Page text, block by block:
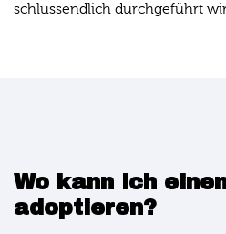
schlussendlich durchgeführt
Wo kann ich
adoptieren?